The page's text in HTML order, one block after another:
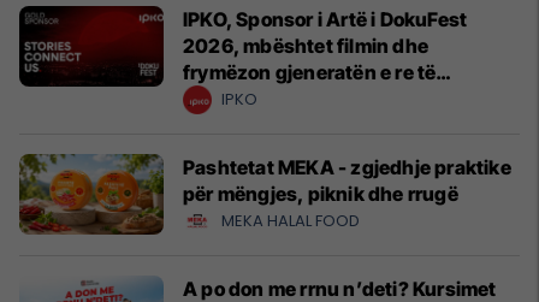
IPKO, Sponsor i Artë i DokuFest
2026, mbështet filmin dhe
frymëzon gjeneratën e re të
krijuesve
IPKO
Pashtetat MEKA - zgjedhje praktike
për mëngjes, piknik dhe rrugë
MEKA HALAL FOOD
A po don me rrnu n’deti? Kursimet